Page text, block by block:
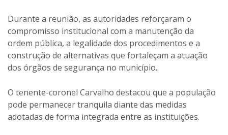
Durante a reunião, as autoridades reforçaram o
compromisso institucional com a manutenção da
ordem pública, a legalidade dos procedimentos e a
construção de alternativas que fortaleçam a atuação
dos órgãos de segurança no município.
O tenente-coronel Carvalho destacou que a população
pode permanecer tranquila diante das medidas
adotadas de forma integrada entre as instituições.